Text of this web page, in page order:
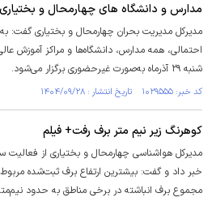
مدارس و دانشگاه های چهارمحال و بختیاری ۲۹ آذر غیرحضوری شد
مدیرکل مدیریت بحران چهارمحال و بختیاری گفت:
احتمالی، همه مدارس، دانشگاه‌ها و مراکز آموزش
شنبه ۲۹ آذرماه به‌صورت غیرحضوری برگزار می‌شود.
کد خبر: ۱۰۲۹۵۵۵ تاریخ انتشار : ۱۴۰۴/۰۹/۲۸
کوهرنگ زیر نیم متر برف رفت+ فیلم
مدیرکل هواشناسی چهارمحال و بختیاری از فعالیت
خبر داد و گفت: بیشترین ارتفاع برف ثبت‌شده
مجموع برف انباشته در برخی مناطق به حدود